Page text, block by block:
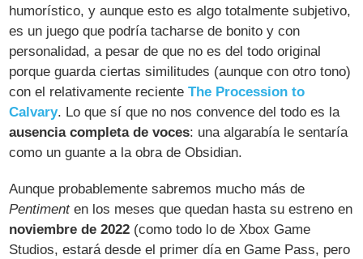
humorístico, y aunque esto es algo totalmente subjetivo,
es un juego que podría tacharse de bonito y con
personalidad, a pesar de que no es del todo original
porque guarda ciertas similitudes (aunque con otro tono)
con el relativamente recienteThe Procession to
Calvary. Lo que sí que no nos convence del todo es la
ausencia completa de voces: una algarabía le sentaría
como un guante a la obra de Obsidian.
Aunque probablemente sabremos mucho más de
Pentimenten los meses que quedan hasta su estreno en
noviembre de 2022 (como todo lo de Xbox Game
Studios, estará desde el primer día en Game Pass, pero